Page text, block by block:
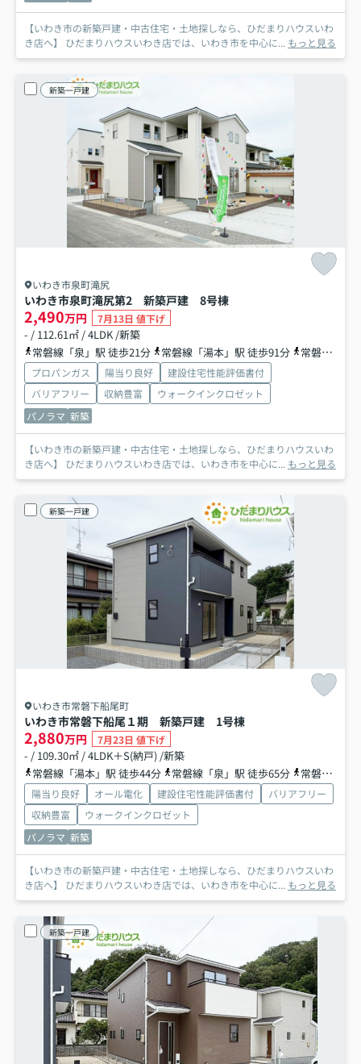
【いわき市の新築戸建・中古住宅・土地探しなら、ひだまりハウスいわ
き店へ】 ひだまりハウスいわき店では、いわき市を中心に... もっと見る
新築一戸建
いわき市泉町滝尻
いわき市泉町滝尻第2 新築戸建 8号棟
2,490万円 7月13日 値下げ
- / 112.61㎡ / 4LDK /新築
常磐線「泉」駅 徒歩21分
常磐線「湯本」駅 徒歩91分 常磐線「植田」駅 徒歩99分
プロパンガス 陽当り良好
建設住宅性能評価書付
バリアフリー
収納豊富
ウォークインクロゼット
パノラマ 新築
【いわき市の新築戸建・中古住宅・土地探しなら、ひだまりハウスいわ
き店へ】 ひだまりハウスいわき店では、いわき市を中心に... もっと見る
新築一戸建
いわき市常磐下船尾町
いわき市常磐下船尾１期 新築戸建 1号棟
2,880万円 7月23日 値下げ
- / 109.30㎡ / 4LDK＋S(納戸) /新築
常磐線「湯本」駅 徒歩44分
常磐線「泉」駅 徒歩65分 常磐線「内郷」駅 徒歩91分
陽当り良好 オール電化 建設住宅性能評価書付
バリアフリー
収納豊富
ウォークインクロゼット
パノラマ 新築
【いわき市の新築戸建・中古住宅・土地探しなら、ひだまりハウスいわ
き店へ】 ひだまりハウスいわき店では、いわき市を中心に... もっと見る
新築一戸建